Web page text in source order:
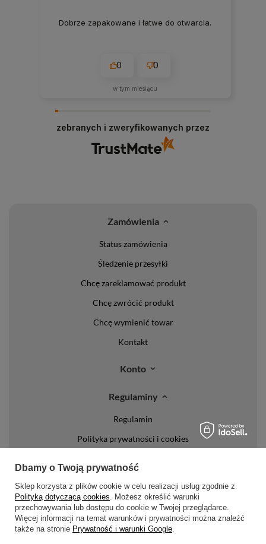
Dobrze zapakowane i łatwe do otwarcia.
0 0
w tym miesiącu
zebranych i zweryfikowanych przez
Zamówienia
Status zamówienia
Śledzenie przesyłki
Chcę zareklamować produkt
Chcę zwrócić produkt
Chcę wymienić towar
Kontakt
Konto
Regulaminy
Regulamin
Polityka prywatności i cookies
Formy dostawy
Media społecznościowe
Dbamy o Twoją prywatność
Sklep korzysta z plików cookie w celu realizacji usług zgodnie z
Polityką dotyczącą cookies. Możesz określić warunki
przechowywania lub dostępu do cookie w Twojej przeglądarce.
Więcej informacji na temat warunków i prywatności można znaleźć
także na stronie Prywatność i warunki Google.